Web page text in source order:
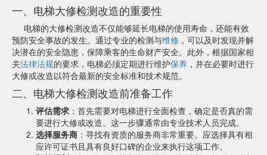
一、电梯大修检测改造的重要性
电梯的大修检测改造不仅能够延长电梯的使用寿命，还能有效
预防安全事故的发生。通过专业的检测与维修 ，可以及时发现并解
决潜在的安全隐患，保障乘客的生命财产安全。此外，根据国家相
关法律法规的要求，电梯必须定期进行维护保养 ，并在必要时进行
大修或改造以符合最新的安全标准和技术规范。
二、电梯大修检测改造前准备工作
评估需求 ：首先需要对电梯进行全面检查，确定是否真的需
要进行大修或改造。这一步骤通常由专业技术人员完成。
选择服务商 ：寻找有资质的服务商非常重要。应选择具有相
应许可证书且具有良好口碑的企业来执行这项工作。